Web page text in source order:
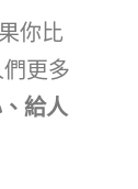
你比
更多
給人